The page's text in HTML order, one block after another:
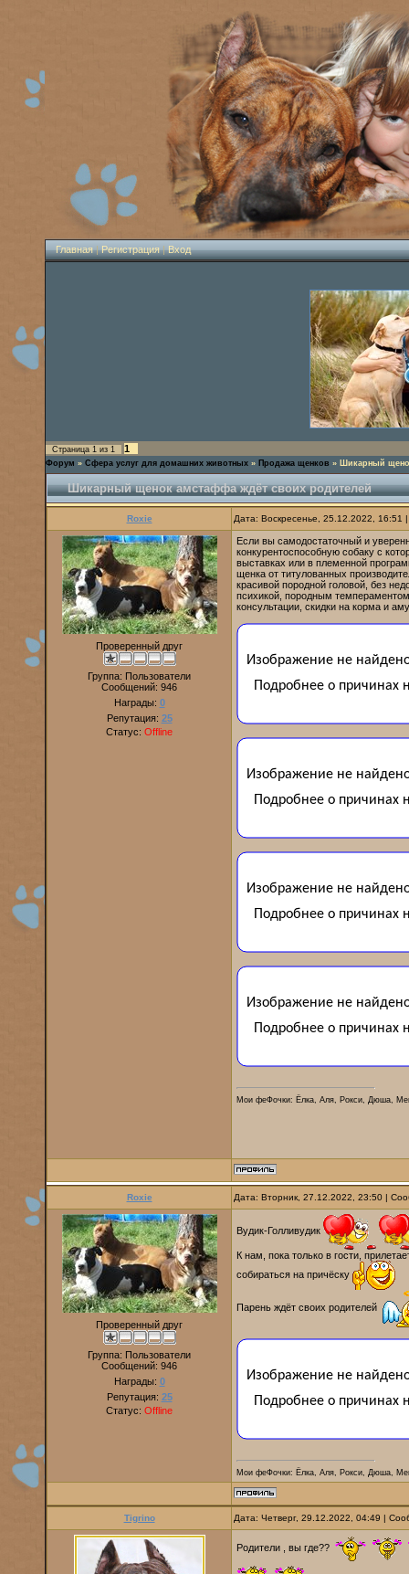
Главная|Регистрация|Вход
Страница 1 из 1 1
Форум » Сфера услуг для домашних животных » Продажа щенков » Шикарный
Шикарный щенок амстаффа ждёт своих родителей
Roxie Дата: Воскресенье, 25.12.2022,
Проверенный друг
Группа: Пользователи
Сообщений: 946
Награды: 0
Репутация: 25
Статус: Offline
Если вы самодостаточный и
конкурентоспособную собаку с
выставках или в племенной
щенка от титулованных
красивой породной головой, без
психикой, породным
консультации, скидки на корма и
Мои феФочки: Ёлка, Аля, Рокси, Дюша,
Roxie Дата: Вторник, 27.12.2022, 23:50 |
Проверенный друг
Группа: Пользователи
Сообщений: 946
Награды: 0
Репутация: 25
Статус: Offline
Вудик-Голливудик
К нам, пока только в гости,
собираться на причёску
Парень ждёт своих родителей
Мои феФочки: Ёлка, Аля, Рокси, Дюша,
Tigrino Дата: Четверг, 29.12.2022, 04:49 |
Родители , вы где??